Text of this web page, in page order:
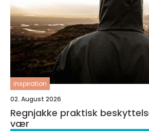
inspiration
02. August 2026
Regnjakke praktisk beskyttelse i all slags
vær